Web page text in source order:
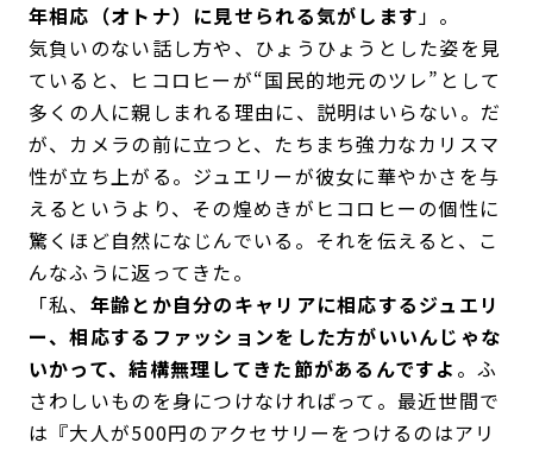
年相応（オトナ）に見せられる気がします」。
気負いのない話し方や、ひょうひょうとした姿を見
ていると、ヒコロヒーが“国民的地元のツレ”として
多くの人に親しまれる理由に、説明はいらない。だ
が、カメラの前に立つと、たちまち強力なカリスマ
性が立ち上がる。ジュエリーが彼女に華やかさを与
えるというより、その煌めきがヒコロヒーの個性に
驚くほど自然になじんでいる。それを伝えると、こ
んなふうに返ってきた。
「私、 年齢とか自分のキャリアに相応するジュエリ
ー、相応するファッションをした方がいいんじゃな
いかって、結構無理してきた節があるんですよ 。ふ
さわしいものを身につけなければって。最近世間で
は『大人が500円のアクセサリーをつけるのはアリ